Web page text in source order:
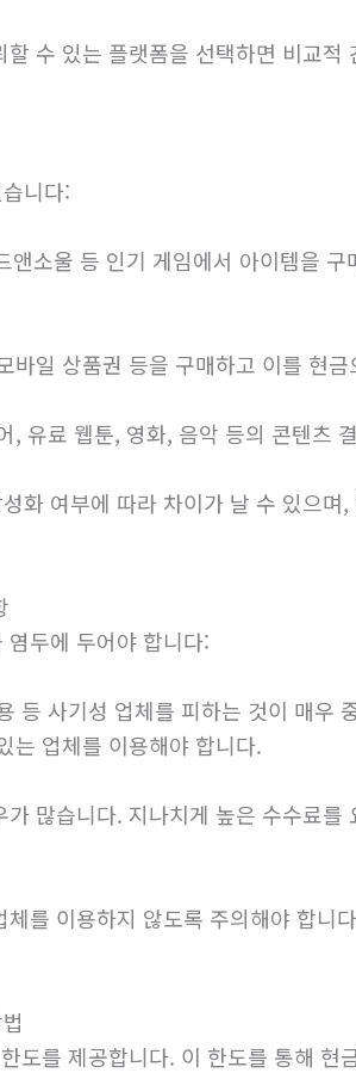
수 있는 플랫폼을 선택하면 비교적
니다:
소울 등 인기 게임에서 아이템을 구
일 상품권 등을 구매하고 이를 현
, 유료 웹툰, 영화, 음악 등의 콘텐츠
화 여부에 따라 차이가 날 수 있으며
두에 두어야 합니다:
등 사기성 업체를 피하는 것이 매우
는 업체를 이용해야 합니다.
많습니다. 지나치게 높은 수수료를
를 이용하지 않도록 주의해야 합니
도를 제공합니다. 이 한도를 통해 현